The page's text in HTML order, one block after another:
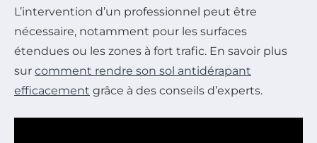
L’intervention d’un professionnel peut être
nécessaire, notamment pour les surfaces
étendues ou les zones à fort trafic. En savoir plus
sur comment rendre son sol antidérapant
efficacement grâce à des conseils d’experts.